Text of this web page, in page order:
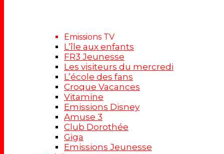
Emissions TV
L’île aux enfants
FR3 Jeunesse
Les visiteurs du mercredi
L’école des fans
Croque Vacances
Vitamine
Emissions Disney
Amuse 3
Club Dorothée
Giga
Emissions Jeunesse